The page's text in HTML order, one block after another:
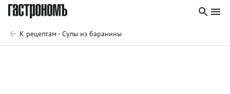
К рецептам - Супы из баранины